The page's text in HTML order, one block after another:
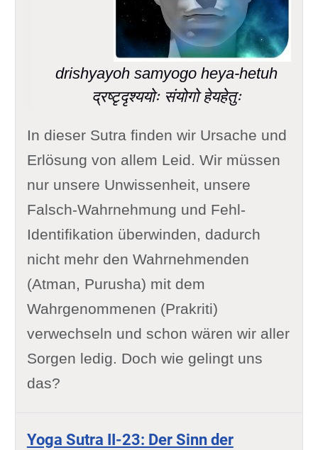
drishyayoh samyogo heya-hetuh
द्रष्टृदृश्ययोः संयोगो हेयहेतुः
In dieser Sutra finden wir Ursache und
Erlösung von allem Leid. Wir müssen
nur unsere Unwissenheit, unsere
Falsch-Wahrnehmung und Fehl-
Identifikation überwinden, dadurch
nicht mehr den Wahrnehmenden
(Atman, Purusha) mit dem
Wahrgenommenen (Prakriti)
verwechseln und schon wären wir aller
Sorgen ledig. Doch wie gelingt uns
das?
Yoga Sutra II-23: Der Sinn der